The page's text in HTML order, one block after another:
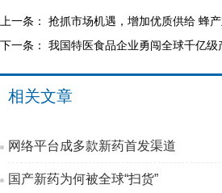
上一条： 抢抓市场机遇，增加优质供给 蜂
下一条： 我国特医食品企业勇闯全球千亿级
相关文章
网络平台成多款新药首发渠道
国产新药为何被全球“扫货”